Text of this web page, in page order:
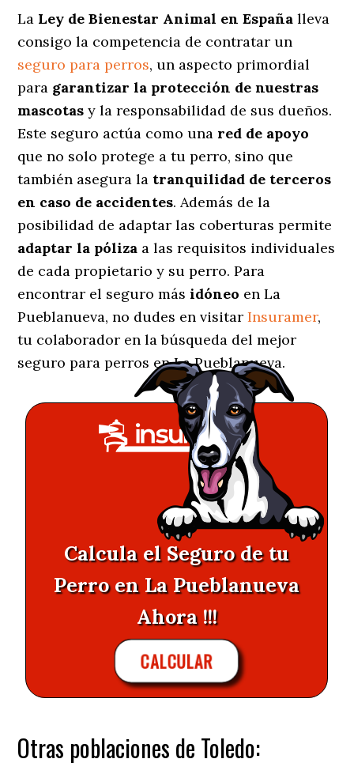
La Ley de Bienestar Animal en España lleva
consigo la competencia de contratar un
seguro para perros, un aspecto primordial
para garantizar la protección de nuestras
mascotas y la responsabilidad de sus dueños.
Este seguro actúa como una red de apoyo
que no solo protege a tu perro, sino que
también asegura la tranquilidad de terceros
en caso de accidentes. Además de la
posibilidad de adaptar las coberturas permite
adaptar la póliza a las requisitos individuales
de cada propietario y su perro. Para
encontrar el seguro másidóneo en La
Pueblanueva, no dudes en visitarInsuramer,
tu colaborador en la búsqueda del mejor
seguro para perros en La Pueblanueva.
Calcula el Seguro de tu
Perro en La Pueblanueva
Ahora !!!
CALCULAR
Otras poblaciones de Toledo: